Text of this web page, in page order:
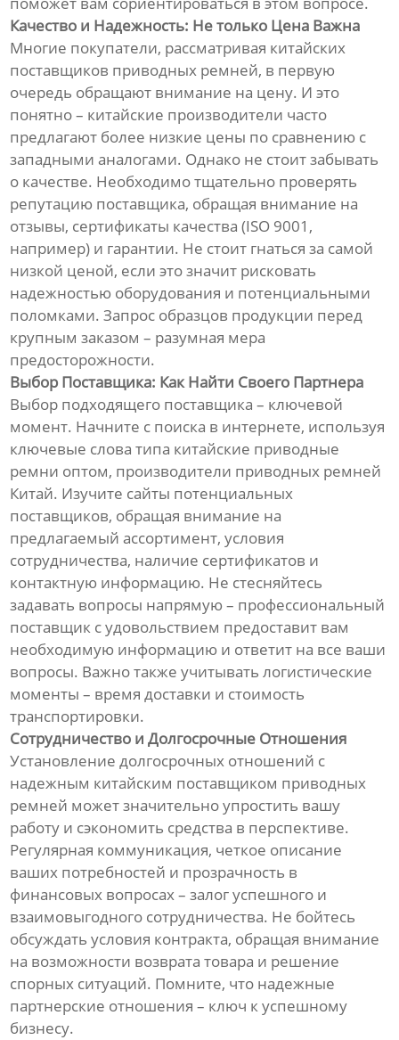
Качество и Надежность: Не только Цена Важна
Многие покупатели, рассматривая китайских
поставщиков приводных ремней, в первую
очередь обращают внимание на цену. И это
понятно – китайские производители часто
предлагают более низкие цены по сравнению с
западными аналогами. Однако не стоит забывать
о качестве. Необходимо тщательно проверять
репутацию поставщика, обращая внимание на
отзывы, сертификаты качества (ISO 9001,
например) и гарантии. Не стоит гнаться за самой
низкой ценой, если это значит рисковать
надежностью оборудования и потенциальными
поломками. Запрос образцов продукции перед
крупным заказом – разумная мера
предосторожности.
Выбор Поставщика: Как Найти Своего Партнера
Выбор подходящего поставщика – ключевой
момент. Начните с поиска в интернете, используя
ключевые слова типа китайские приводные
ремни оптом, производители приводных ремней
Китай. Изучите сайты потенциальных
поставщиков, обращая внимание на
предлагаемый ассортимент, условия
сотрудничества, наличие сертификатов и
контактную информацию. Не стесняйтесь
задавать вопросы напрямую – профессиональный
поставщик с удовольствием предоставит вам
необходимую информацию и ответит на все ваши
вопросы. Важно также учитывать логистические
моменты – время доставки и стоимость
транспортировки.
Сотрудничество и Долгосрочные Отношения
Установление долгосрочных отношений с
надежным китайским поставщиком приводных
ремней может значительно упростить вашу
работу и сэкономить средства в перспективе.
Регулярная коммуникация, четкое описание
ваших потребностей и прозрачность в
финансовых вопросах – залог успешного и
взаимовыгодного сотрудничества. Не бойтесь
обсуждать условия контракта, обращая внимание
на возможности возврата товара и решение
спорных ситуаций. Помните, что надежные
партнерские отношения – ключ к успешному
бизнесу.